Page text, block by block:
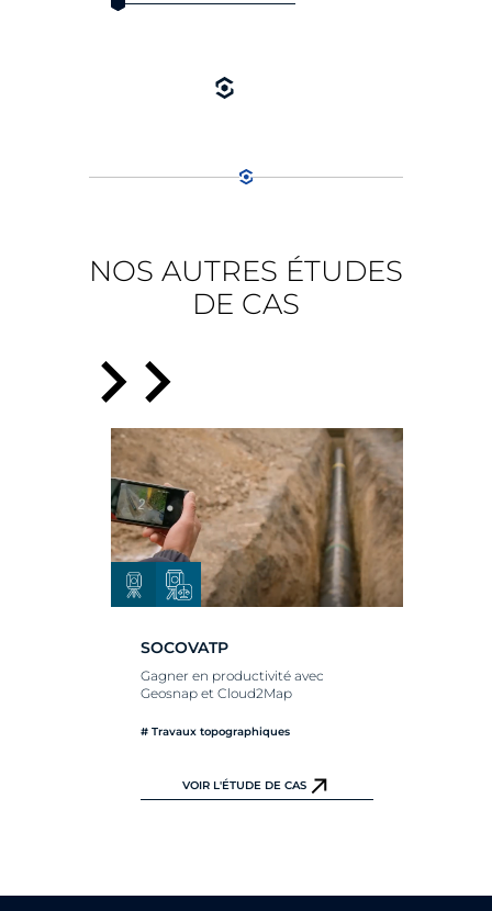
NOS AUTRES ÉTUDES
DE CAS
SOCOVATP
Gagner en productivité avec
Geosnap et Cloud2Map
# Travaux topographiques
VOIR L'ÉTUDE DE CAS